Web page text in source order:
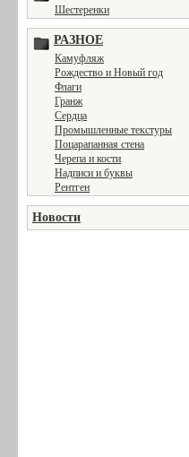
Шестеренки
РАЗНОЕ
Камуфляж
Рождество и Новый год
Флаги
Гранж
Сердца
Промышленные текстуры
Поцарапанная стена
Черепа и кости
Надписи и буквы
Рентген
Новости